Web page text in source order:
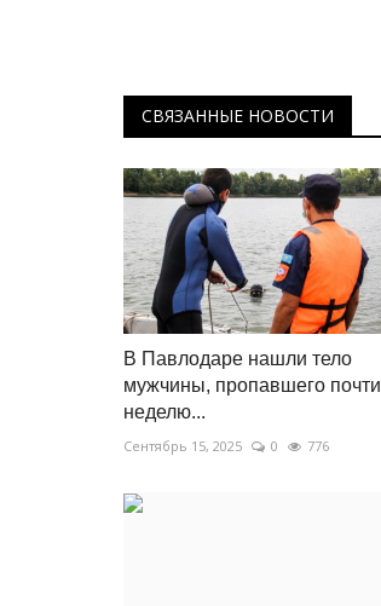
СВЯЗАННЫЕ НОВОСТИ
В Павлодаре нашли тело
мужчины, пропавшего почти
неделю...
Сентябрь 15, 2025 0 776